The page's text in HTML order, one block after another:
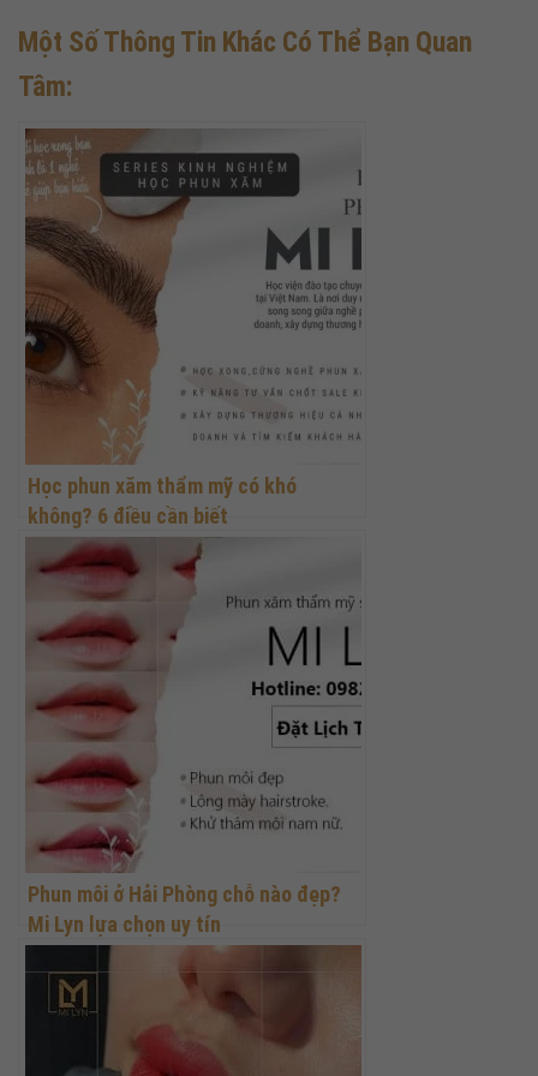
Một Số Thông Tin Khác Có Thể Bạn Quan
Tâm:
Học phun xăm thẩm mỹ có khó
không? 6 điều cần biết
Phun môi ở Hải Phòng chỗ nào đẹp?
Mi Lyn lựa chọn uy tín